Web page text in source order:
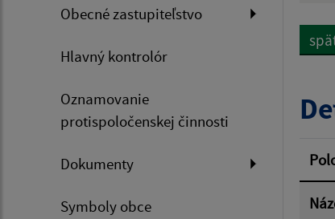
Obecné zastupiteľstvo
Hlavný kontrolór
Oznamovanie
protispoločenskej činnosti
Dokumenty
Symboly obce